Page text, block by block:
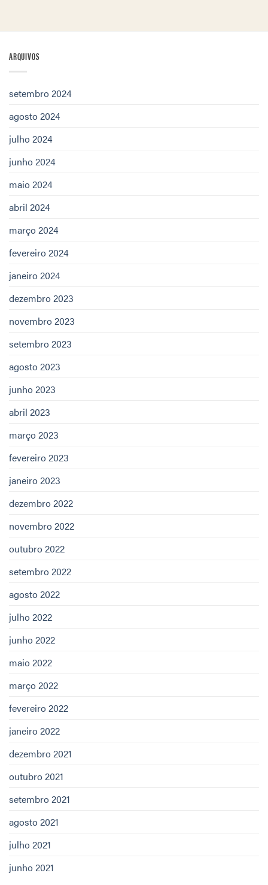
ARQUIVOS
setembro 2024
agosto 2024
julho 2024
junho 2024
maio 2024
abril 2024
março 2024
fevereiro 2024
janeiro 2024
dezembro 2023
novembro 2023
setembro 2023
agosto 2023
junho 2023
abril 2023
março 2023
fevereiro 2023
janeiro 2023
dezembro 2022
novembro 2022
outubro 2022
setembro 2022
agosto 2022
julho 2022
junho 2022
maio 2022
março 2022
fevereiro 2022
janeiro 2022
dezembro 2021
outubro 2021
setembro 2021
agosto 2021
julho 2021
junho 2021